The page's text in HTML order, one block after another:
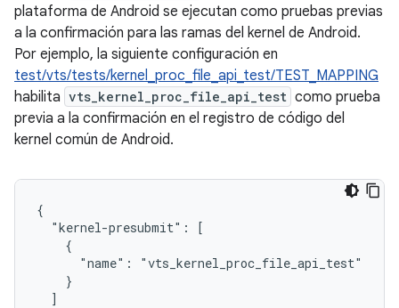
plataforma de Android se ejecutan como pruebas previas
a la confirmación para las ramas del kernel de Android.
Por ejemplo, la siguiente configuración en
test/vts/tests/kernel_proc_file_api_test/TEST_MAPPING
habilita vts_kernel_proc_file_api_test como prueba
previa a la confirmación en el registro de código del
kernel común de Android.
{
  "kernel-presubmit": [
    {
      "name": "vts_kernel_proc_file_api_test"
    }
  ]